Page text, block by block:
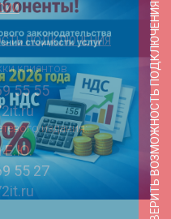
ПРОВЕРИТЬ ВОЗМОЖНОСТЬ ПОДКЛЮЧЕНИЯ
ПОДКЛЮЧЕНИЯ
клиентов
55 55
издания:
Е.Ю.
55 27